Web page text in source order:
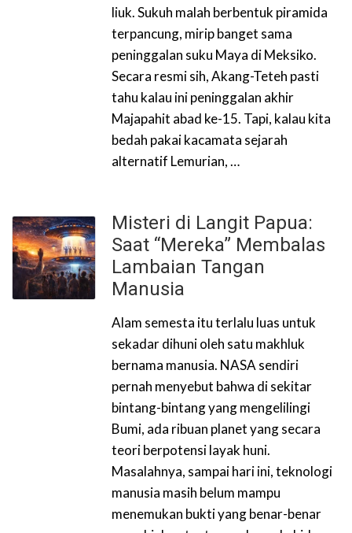
liuk. Sukuh malah berbentuk piramida
terpancung, mirip banget sama
peninggalan suku Maya di Meksiko.
Secara resmi sih, Akang-Teteh pasti
tahu kalau ini peninggalan akhir
Majapahit abad ke-15. Tapi, kalau kita
bedah pakai kacamata sejarah
alternatif Lemurian, …
Misteri di Langit Papua:
Saat “Mereka” Membalas
Lambaian Tangan
Manusia
Alam semesta itu terlalu luas untuk
sekadar dihuni oleh satu makhluk
bernama manusia. NASA sendiri
pernah menyebut bahwa di sekitar
bintang-bintang yang mengelilingi
Bumi, ada ribuan planet yang secara
teori berpotensi layak huni.
Masalahnya, sampai hari ini, teknologi
manusia masih belum mampu
menemukan bukti yang benar-benar